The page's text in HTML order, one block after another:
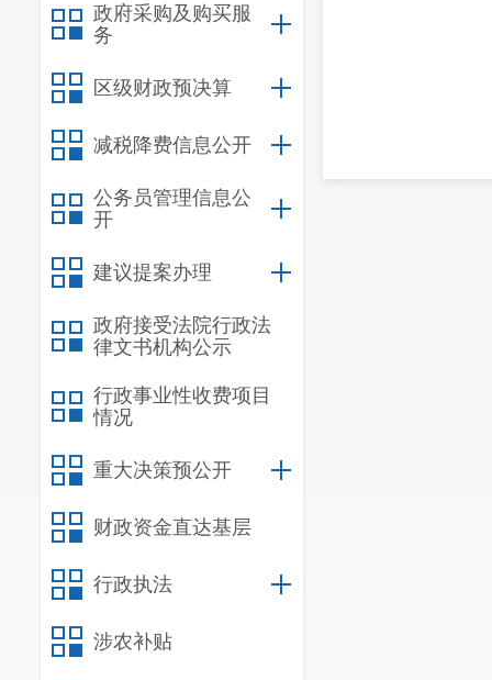
政府采购及购买服
务
区级财政预决算
减税降费信息公开
公务员管理信息公
开
建议提案办理
政府接受法院行政法
律文书机构公示
行政事业性收费项目
情况
重大决策预公开
财政资金直达基层
行政执法
涉农补贴